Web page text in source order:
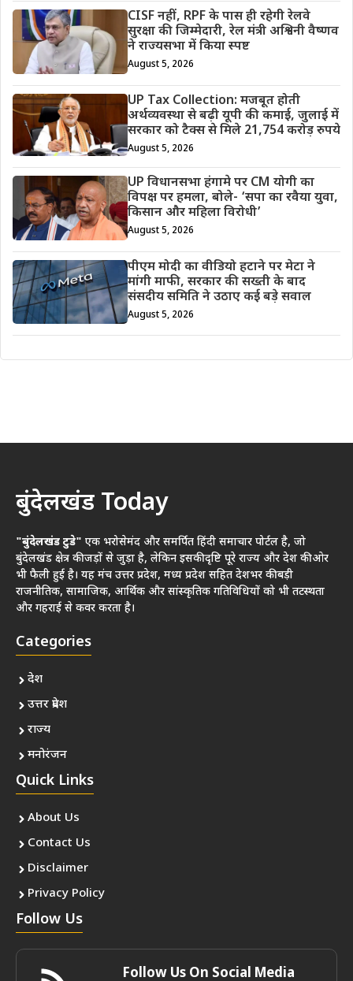
CISF नहीं, RPF के पास ही रहेगी रेलवे
सुरक्षा की जिम्मेदारी, रेल मंत्री अश्विनी वैष्णव
ने राज्यसभा में किया स्पष्ट
August 5, 2026
UP Tax Collection: मजबूत होती
अर्थव्यवस्था से बढ़ी यूपी की कमाई, जुलाई में
सरकार को टैक्स से मिले 21,754 करोड़ रुपये
August 5, 2026
UP विधानसभा हंगामे पर CM योगी का
विपक्ष पर हमला, बोले- ‘सपा का रवैया युवा,
किसान और महिला विरोधी’
August 5, 2026
पीएम मोदी का वीडियो हटाने पर मेटा ने
मांगी माफी, सरकार की सख्ती के बाद
संसदीय समिति ने उठाए कई बड़े सवाल
August 5, 2026
बुंदेलखंड Today
"बुंदेलखंड टुडे" एक भरोसेमंद और समर्पित हिंदी समाचार पोर्टल है, जो
बुंदेलखंड क्षेत्र की जड़ों से जुड़ा है, लेकिन इसकी दृष्टि पूरे राज्य और देश की ओर
भी फैली हुई है। यह मंच उत्तर प्रदेश, मध्य प्रदेश सहित देशभर की बड़ी
राजनीतिक, सामाजिक, आर्थिक और सांस्कृतिक गतिविधियों को भी तटस्थता
और गहराई से कवर करता है।
Categories
देश
उत्तर प्रदेश
राज्य
मनोरंजन
Quick Links
About Us
Contact Us
Disclaimer
Privacy Policy
Follow Us
Follow Us On Social Media